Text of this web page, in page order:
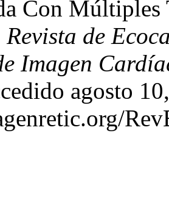
Con Múltiples
Revista de
Imagen
agosto